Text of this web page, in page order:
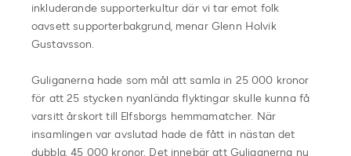
inkluderande supporterkultur där vi tar emot folk
oavsett supporterbakgrund, menar Glenn Holvik
Gustavsson.
Guliganerna hade som mål att samla in 25 000 kronor
för att 25 stycken nyanlända flyktingar skulle kunna få
varsitt årskort till Elfsborgs hemmamatcher. När
insamlingen var avslutad hade de fått in nästan det
dubbla, 45 000 kronor. Det innebär att Guliganerna nu